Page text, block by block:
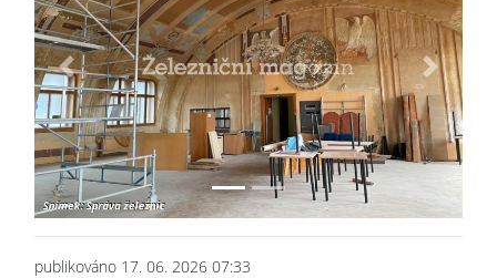
Previous Next
publikováno 17. 06. 2026 07:33